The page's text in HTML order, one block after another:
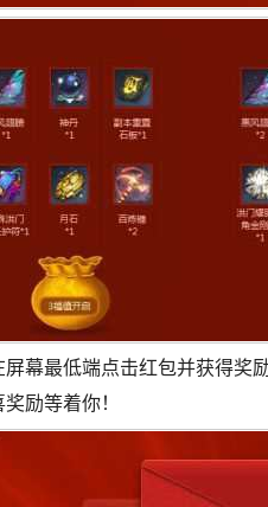
幕最低端点击红包并获得奖
励等着你！